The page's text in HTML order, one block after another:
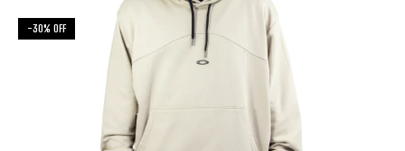
-30% OFF